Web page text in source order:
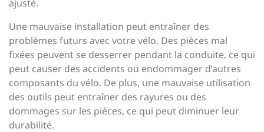
ajusté.
Une mauvaise installation peut entraîner des
problèmes futurs avec votre vélo. Des pièces mal
fixées peuvent se desserrer pendant la conduite, ce qui
peut causer des accidents ou endommager d’autres
composants du vélo. De plus, une mauvaise utilisation
des outils peut entraîner des rayures ou des
dommages sur les pièces, ce qui peut diminuer leur
durabilité.